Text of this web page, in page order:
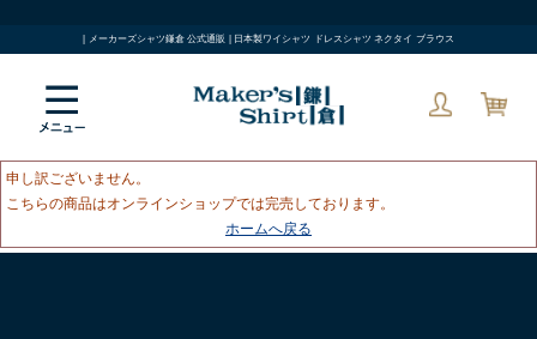
| メーカーズシャツ鎌倉 公式通販 | 日本製ワイシャツ ドレスシャツ ネクタイ ブラウス
申し訳ございません。
こちらの商品はオンラインショップでは完売しております。
ホームへ戻る